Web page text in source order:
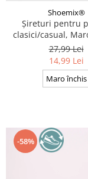
Shoemix®
Șireturi pentru
clasici/casual,
Cerate, Calitate
cm x 0.3 cm
27,99 Lei
14,99 Lei
Maro închis
-58%